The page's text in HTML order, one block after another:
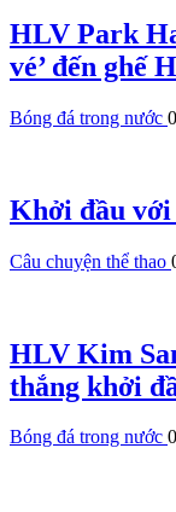
HLV Park
vé’ đến ghế
Bóng đá trong nước
Khởi đầu
Câu chuyện thể thao
HLV Kim
thắng khởi
Bóng đá trong nước